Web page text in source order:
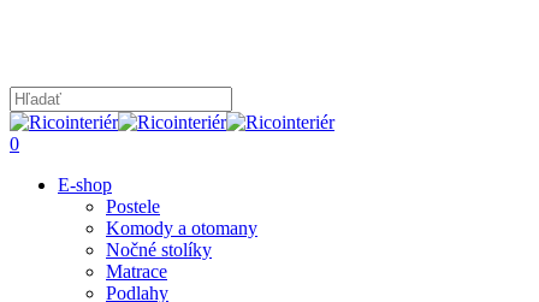
content
Close
Search
search
0
E-shop
Postele
Komody a otomany
Nočné stolíky
Matrace
Podlahy